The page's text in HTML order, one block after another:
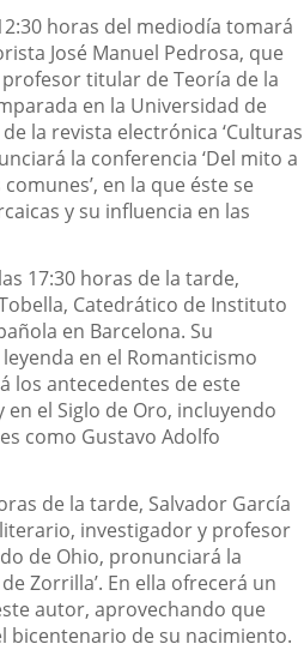
horas del mediodía tomará
José Manuel Pedrosa, que
titular de Teoría de la
en la Universidad de
la revista electrónica ‘Culturas
la conferencia ‘Del mito a
en la que éste se
y su influencia en las
17:30 horas de la tarde,
Catedrático de Instituto
en Barcelona. Su
en el Romanticismo
los antecedentes de este
en el Siglo de Oro, incluyendo
como Gustavo Adolfo
de la tarde, Salvador García
investigador y profesor
de Ohio, pronunciará la
Zorrilla’. En ella ofrecerá un
autor, aprovechando que
bicentenario de su nacimiento.